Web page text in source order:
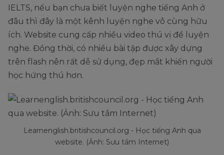
IELTS, nếu bạn chưa biết luyện nghe tiếng Anh ở
đâu thì đây là một kênh luyện nghe vô cùng hữu
ích. Website cung cấp nhiều video thú vị để luyện
nghe. Đồng thời, có nhiều bài tập được xây dựng
trên flash nên rất dễ sử dụng, đẹp mắt khiến người
học hứng thú hơn.
Learnenglish.britishcouncil.org - Học tiếng Anh qua
website. (Ảnh: Sưu tầm Internet)